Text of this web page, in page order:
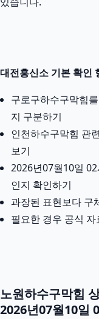
대전흥신소 기본 확인
구로구하수구막힘
지 구분하기
인천하수구막힘 관
보기
2026년07월10일
인지 확인하기
과장된 표현보다 구
필요한 경우 공식
노원하수구막힘
2026년07월10일